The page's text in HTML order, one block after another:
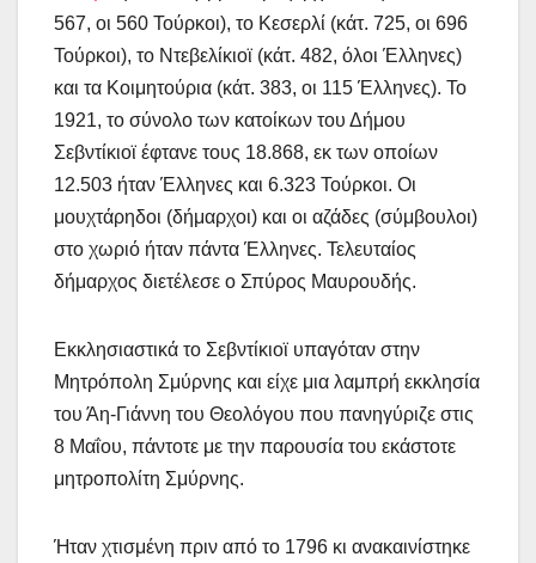
567, οι 560 Τούρκοι), το Κεσερλί (κάτ. 725, οι 696
Τούρκοι), το Ντεβελίκιοϊ (κάτ. 482, όλοι Έλληνες)
και τα Κοιμητούρια (κάτ. 383, οι 115 Έλληνες). Το
1921, το σύνολο των κατοίκων του Δήμου
Σεβντίκιοϊ έφτανε τους 18.868, εκ των οποίων
12.503 ήταν Έλληνες και 6.323 Τούρκοι. Οι
μουχτάρηδοι (δήμαρχοι) και οι αζάδες (σύμβουλοι)
στο χωριό ήταν πάντα Έλληνες. Τελευταίος
δήμαρχος διετέλεσε ο Σπύρος Μαυρουδής.
Εκκλησιαστικά το Σεβντίκιοϊ υπαγόταν στην
Μητρόπολη Σμύρνης και είχε μια λαμπρή εκκλησία
του Άη-Γιάννη του Θεολόγου που πανηγύριζε στις
8 Μαΐου, πάντοτε με την παρουσία του εκάστοτε
μητροπολίτη Σμύρνης.
Ήταν χτισμένη πριν από το 1796 κι ανακαινίστηκε